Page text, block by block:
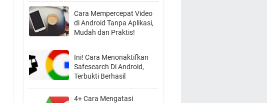
Cara Mempercepat Video
di Android Tanpa Aplikasi,
Mudah dan Praktis!
Ini! Cara Menonaktifkan
Safesearch Di Android,
Terbukti Berhasil
4+ Cara Mengatasi